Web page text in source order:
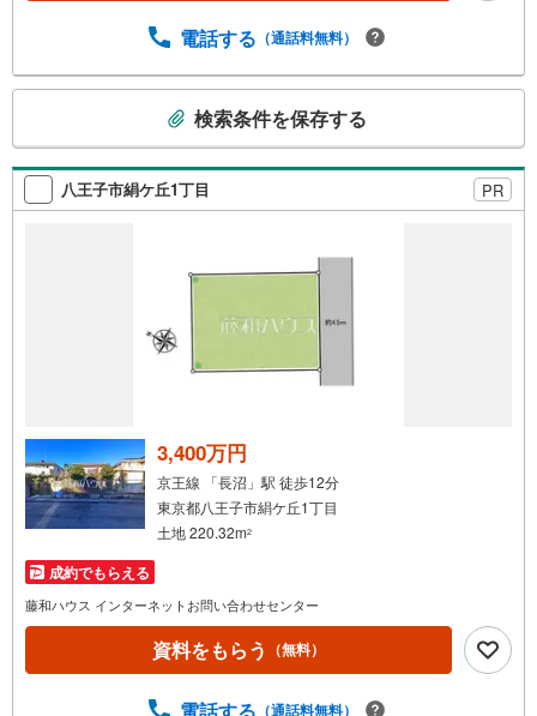
承っております。○住宅ローンのご相談○ライフプランのシ
富なスタッフが親身になってお客様に合った物件をご紹介
させて頂きます！ /他社様掲載物件も併せてご紹介可能です
のでお気軽にお問い合わせ下さい♪駐車場もございますの
で、お車でのお越しも大歓迎です！
電話する （通話料無料）
検
索
条
る
・
条
件
マ
イ
ペ
ジ
検索条件を保存する
八王子市絹ケ丘1丁目 PR
3,400万円
京王線 「長沼」駅 徒歩12分
東京都八王子市絹ケ丘1丁目
土地 220.32m2
成約でもらえる
藤和ハウス インターネットお問い合わせセンター
資料をもらう （無料）
電話する （通話料無料）